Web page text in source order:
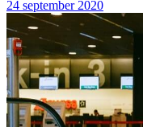
24 september 2020